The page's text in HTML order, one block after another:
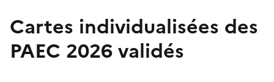
Cartes individualisées des
PAEC 2026 validés